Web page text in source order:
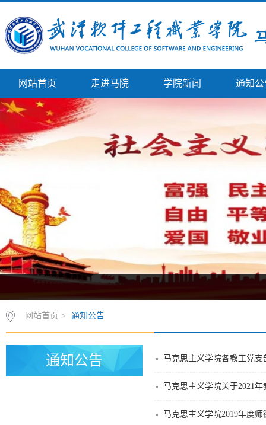
网站首页 走进马院 学院新闻 通知公
网站首页 > 通知公告
通知公告 马克思主义学院各教工党支
马克思主义学院关于2021
马克思主义学院2019年度